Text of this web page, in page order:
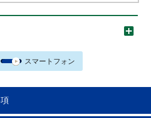
スマートフォン